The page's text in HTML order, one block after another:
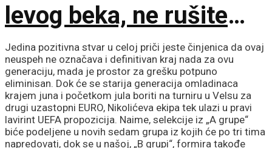
levog beka, ne rušite
sopstveni klub!
Jedina pozitivna stvar u celoj priči jeste činjenica da ovaj
neuspeh ne označava i definitivan kraj nada za ovu
generaciju, mada je prostor za grešku potpuno
eliminisan. Dok će se starija generacija omladinaca
krajem juna i početkom jula boriti na turniru u Velsu za
drugi uzastopni EURO, Nikolićeva ekipa tek ulazi u pravi
lavirint UEFA propozicija. Naime, selekcije iz „A grupe“
biće podeljene u novih sedam grupa iz kojih će po tri tima
napredovati, dok se u našoj, „B grupi“, formira takođe